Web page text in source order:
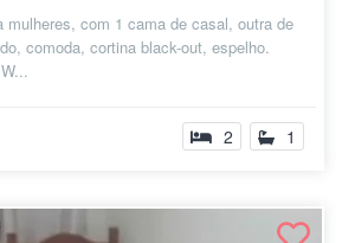
mulheres, com 1 cama de casal, outra de
comoda, cortina black-out, espelho.
2 1